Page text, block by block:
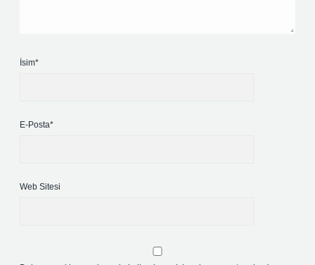
İsim*
E-Posta*
Web Sitesi